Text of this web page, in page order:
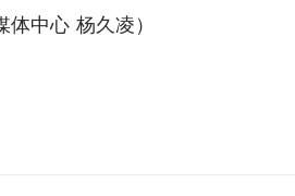
中心 杨久凌）